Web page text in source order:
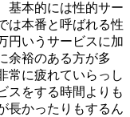
基本的には性的サー
は本番と呼ばれる性
円いうサービスに加
余裕のある方が多
常に疲れていらっし
スをする時間よりも
長かったりもするん